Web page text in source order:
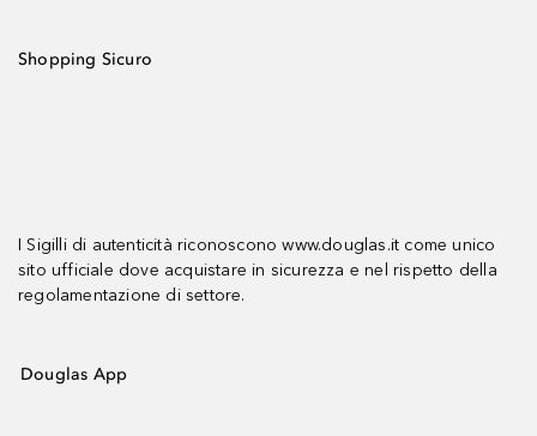
Shopping Sicuro
I Sigilli di autenticità riconoscono www.douglas.it come unico
sito ufficiale dove acquistare in sicurezza e nel rispetto della
regolamentazione di settore.
Douglas App